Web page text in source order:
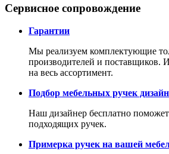
Сервисное сопровождение
Гарантии
Мы реализуем комплектующие
производителей и поставщиков.
на весь ассортимент.
Подбор мебельных ручек
Наш дизайнер бесплатно
подходящих ручек.
Примерка ручек на вашей